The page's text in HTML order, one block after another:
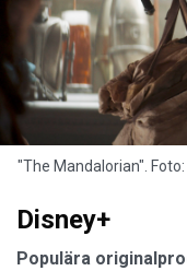
"The Mandalorian". Foto:
Disney+
Populära